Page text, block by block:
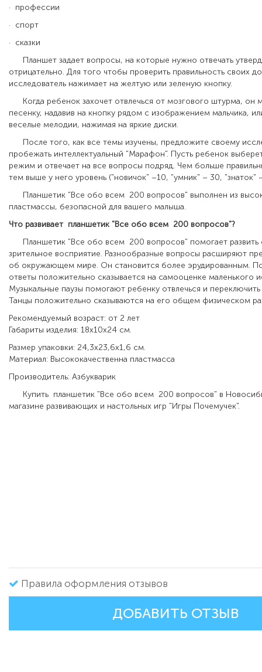
· профессии
· спорт
· сказки
Планшет задает вопросы, на которые нужно отвечать
отрицательно. Для того чтобы проверить правильность своих
исследователь нажимает на желтую или зеленую кнопку.
Когда ребенок захочет отвлечься от мозгового штурма, он
песенку, надавив на кнопку рядом с изображением мальчика,
веселые мелодии, нажимая на яркие диски.
После того, как все темы изучены, предложите своему
пробежать интеллектуальный "Марафон". Пусть ребенок
режим и отвечает на все вопросы подряд. Чем больше
тем выше у него уровень ("новичок" –10, "умник" – 30, "знаток"
Планшетик "Все обо всем 200 вопросов" выполнен из
пластмассы, безопасной для вашего малыша.
Что развивает планшетик "Все обо всем 200 вопросов"?
Планшетик "Все обо всем 200 вопросов" помогает развить
зрительное восприятие. Разнообразные вопросы расширяют
об окружающем мире. Он становится более эрудированным.
ответы положительно сказывается на самооценке маленького
Музыкальные паузы помогают ребенку отвлечься и
Танцы положительно сказываются на его общем физическом
Рекомендуемый возраст: от 2 лет
Габариты изделия: 18х10х24 см.
Размер упаковки: 24,3х23,6х1,6 см.
Материал: Высококачественна пластмасса
Производитель: Азбукварик
Купить планшетик "Все обо всем 200 вопросов" в
магазине развивающих и настольных игр "Игры Почемучек".
Правила оформления отзывов
ДОБАВИТЬ ОТЗЫВ